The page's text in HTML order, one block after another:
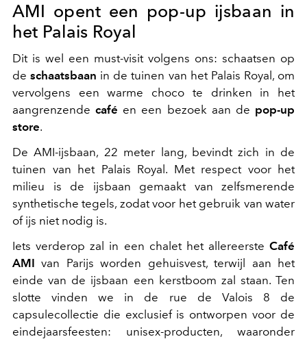
AMI opent een pop-up ijsbaan in
het Palais Royal
Dit is wel een must-visit volgens ons: schaatsen op
deschaatsbaan in de tuinen van het Palais Royal, om
vervolgens een warme choco te drinken in het
aangrenzende café en een bezoek aan de pop-up
store.
De AMI-ijsbaan, 22 meter lang, bevindt zich in de
tuinen van het Palais Royal. Met respect voor het
milieu is de ijsbaan gemaakt van zelfsmerende
synthetische tegels, zodat voor het gebruik van water
of ijs niet nodig is.
Iets verderop zal in een chalet het allereerste Café
AMI van Parijs worden gehuisvest, terwijl aan het
einde van de ijsbaan een kerstboom zal staan. Ten
slotte vinden we in de rue de Valois 8 de
capsulecollectie die exclusief is ontworpen voor de
eindejaarsfeesten: unisex-producten, waaronder